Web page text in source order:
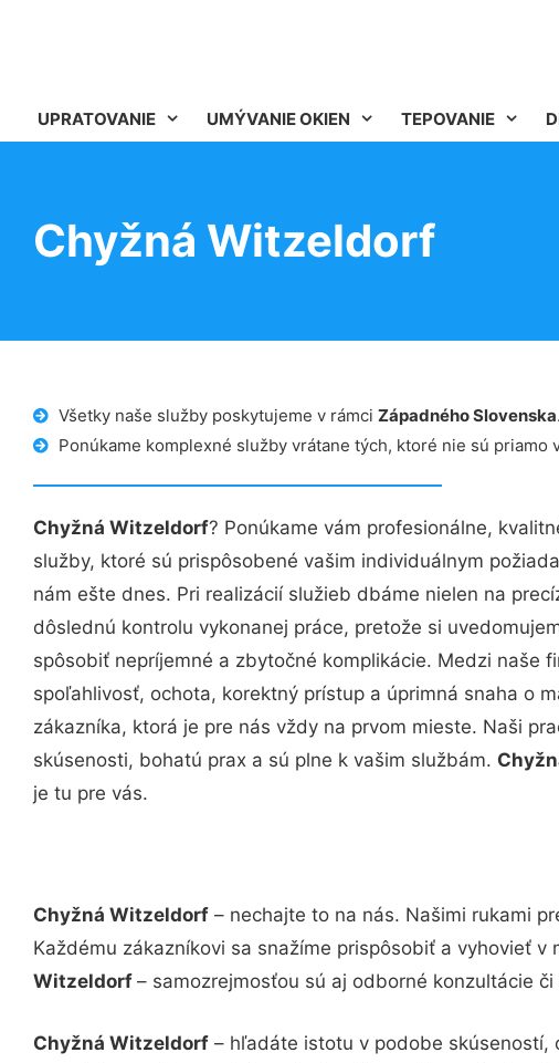
UPRATOVANIE UMÝVANIE OKIEN TEPOVANIE
Chyžná Witzeldorf
Všetky naše služby poskytujeme v rámci Západného Slovenska.
Ponúkame komplexné služby vrátane tých, ktoré nie sú priamo
Chyžná Witzeldorf? Ponúkame vám profesionálne,
služby, ktoré sú prispôsobené vašim individuálnym
nám ešte dnes. Pri realizácií služieb dbáme nielen na
dôslednú kontrolu vykonanej práce, pretože si
spôsobiť nepríjemné a zbytočné komplikácie. Medzi naše
spoľahlivosť, ochota, korektný prístup a úprimná snaha o
zákazníka, ktorá je pre nás vždy na prvom mieste. Naši
skúsenosti, bohatú prax a sú plne k vašim službám.
je tu pre vás.
Chyžná Witzeldorf – nechajte to na nás. Našimi rukami
Každému zákazníkovi sa snažíme prispôsobiť a vyhovieť
Witzeldorf – samozrejmosťou sú aj odborné konzultácie
Chyžná Witzeldorf – hľadáte istotu v podobe skúseností,